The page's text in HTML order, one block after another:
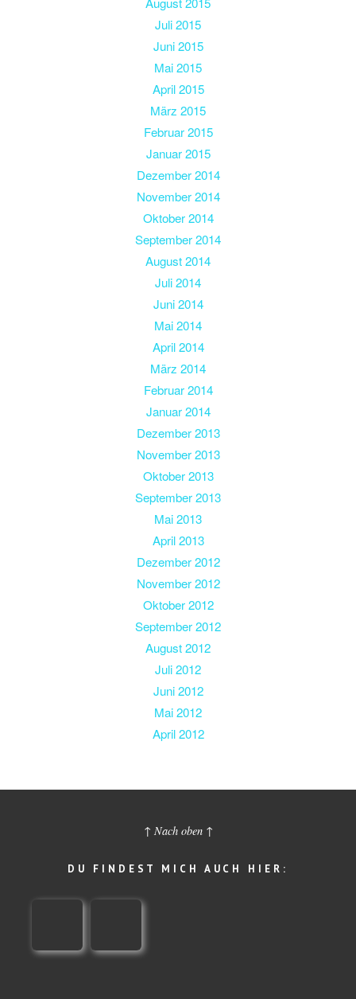
Juli 2015
Juni 2015
Mai 2015
April 2015
März 2015
Februar 2015
Januar 2015
Dezember 2014
November 2014
Oktober 2014
September 2014
August 2014
Juli 2014
Juni 2014
Mai 2014
April 2014
März 2014
Februar 2014
Januar 2014
Dezember 2013
November 2013
Oktober 2013
September 2013
Mai 2013
April 2013
Dezember 2012
November 2012
Oktober 2012
September 2012
August 2012
Juli 2012
Juni 2012
Mai 2012
April 2012
↑ Nach oben ↑
DU FINDEST MICH AUCH HIER: